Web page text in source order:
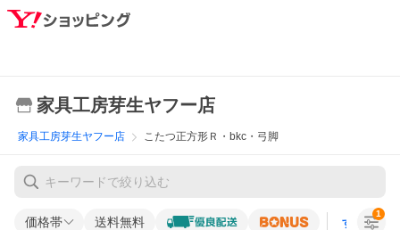
家具工房芽生ヤフー店
家具工房芽生ヤフー店 こたつ正方形Ｒ・bkc・弓脚
価格帯 送料無料 すべての条
1